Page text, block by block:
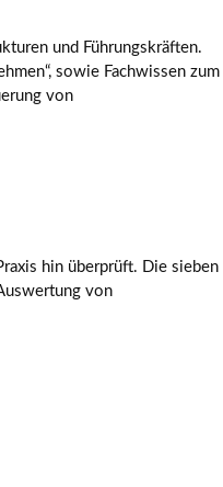
und Führungskräften.
sowie Fachwissen zum
von
hin überprüft. Die sieben
von